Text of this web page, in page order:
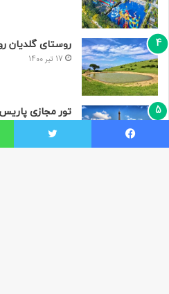
روستای گلدیان
17 تیر 1400
تور مجازی پاریس به صورت
فیسبوک توییتر واتس آپ